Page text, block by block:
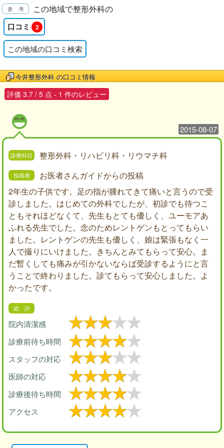
この地域で整形外科の
口コミ 2
この地域の口コミ検索
今井整形外科の口コミ情報
評価 3.7 / 5 点 - 1 件のレビュー
2015-08-07
整形外科・リハビリ科・リウマチ科
お医者さんガイドからの投稿
2年生の子供です。足の指が腫れてきて痛いと言うので受
診しました。はじめての外科でしたが、初診でも待つこ
ともそれほどなくて、先生もとても優しく、ユーモアあ
ふれる先生でした。念のためレントゲンもとってもらい
ました。レントゲンの先生も優しく、娘は緊張もなく一
人で撮りにいけました。きちんとみてもらって安心。ま
だ暫くしても痛みが引かないならば受診するようにと言
うことで終わりました。診てもらって安心しました。よ
かったです。
院内清潔感
診療前待ち時間
スタッフの対応
医師の対応
診療後待ち時間
アクセス